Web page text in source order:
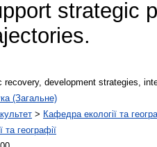
strategic
recovery, development strategies,
(Загальне)
> Кафедра екології та
та географії